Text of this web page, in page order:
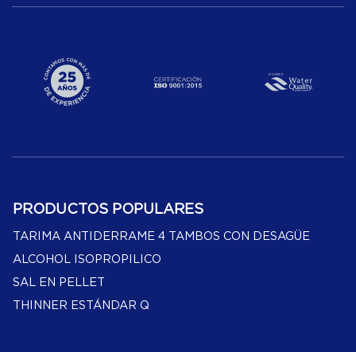
PRODUCTOS POPULARES
TARIMA ANTIDERRAME 4 TAMBOS CON DESAGÜE
ALCOHOL ISOPROPILICO
SAL EN PELLET
THINNER ESTÁNDAR Q